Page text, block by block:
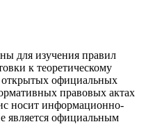
для изучения правил
к теоретическому
открытых официальных
правовых актах
носит информационно-
является официальным